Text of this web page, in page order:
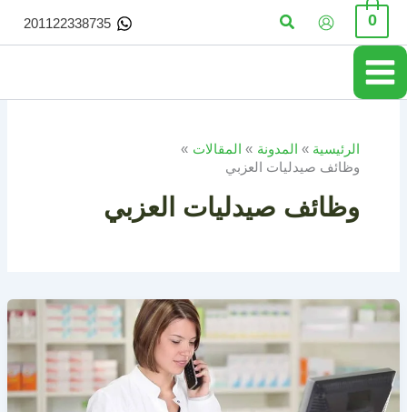
تخطي
المحتوى
0 البحث 201122338735
الرئيسية المدونة
المقالات
وظائف صيدليات العزبي
وظائف صيدليات العزبي